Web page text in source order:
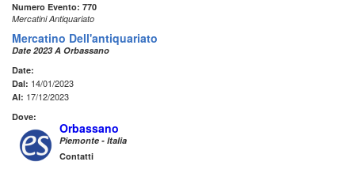
Numero Evento: 770
Mercatini Antiquariato
Mercatino Dell'antiquariato
Date 2023 A Orbassano
Date:
Dal: 14/01/2023
Al: 17/12/2023
Dove:
Orbassano
Piemonte - Italia
Contatti